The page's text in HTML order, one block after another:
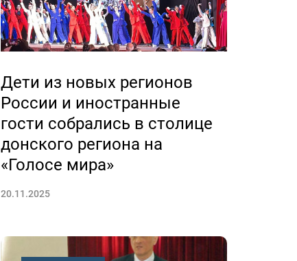
Дети из новых регионов
России и иностранные
гости собрались в столице
донского региона на
«Голосе мира»
20.11.2025